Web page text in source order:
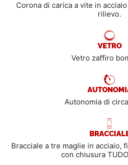
Corona di carica a vite in
rilievo.
VETRO
Vetro zaffiro
Autonomia di
Bracciale a tre maglie in acciaio,
con chiusura